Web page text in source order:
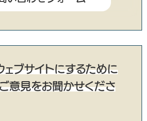
ェブサイトにするために
意見をお聞かせくださ